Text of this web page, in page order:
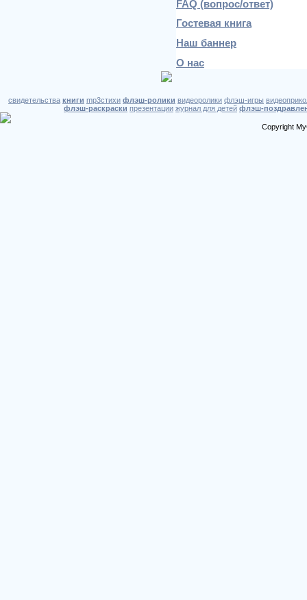
FAQ (вопрос/ответ)
Гостевая книга
Наш баннер
О нас
свидетельства книги mp3стихи флэш-ролики видеоролики флэш-игры
флэш-раскраски презентации журнал для детей флэш-
Copyright